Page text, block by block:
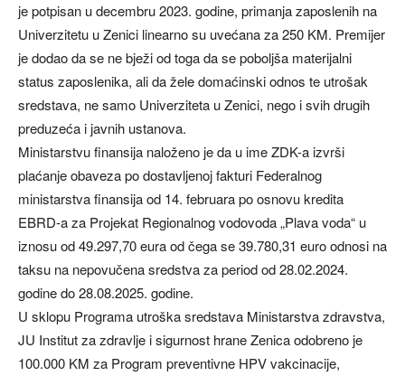
je potpisan u decembru 2023. godine, primanja zaposlenih na
Univerzitetu u Zenici linearno su uvećana za 250 KM. Premijer
je dodao da se ne bježi od toga da se poboljša materijalni
status zaposlenika, ali da žele domaćinski odnos te utrošak
sredstava, ne samo Univerziteta u Zenici, nego i svih drugih
preduzeća i javnih ustanova.
Ministarstvu finansija naloženo je da u ime ZDK-a izvrši
plaćanje obaveza po dostavljenoj fakturi Federalnog
ministarstva finansija od 14. februara po osnovu kredita
EBRD-a za Projekat Regionalnog vodovoda „Plava voda“ u
iznosu od 49.297,70 eura od čega se 39.780,31 euro odnosi na
taksu na nepovučena sredstva za period od 28.02.2024.
godine do 28.08.2025. godine.
U sklopu Programa utroška sredstava Ministarstva zdravstva,
JU Institut za zdravlje i sigurnost hrane Zenica odobreno je
100.000 KM za Program preventivne HPV vakcinacije,